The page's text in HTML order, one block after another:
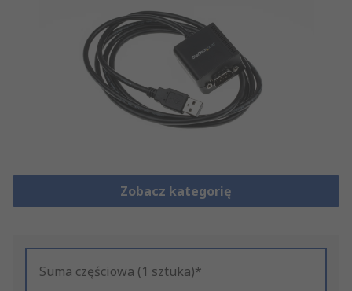
Zobacz kategorię
Suma częściowa (1 sztuka)*